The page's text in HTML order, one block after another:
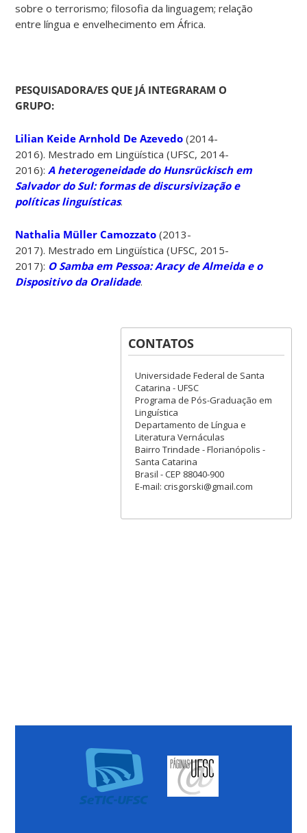
sobre o terrorismo; filosofia da linguagem; relação
entre língua e envelhecimento em África.
PESQUISADORA/ES QUE JÁ INTEGRARAM O
GRUPO:
Lilian Keide Arnhold De Azevedo (2014-
2016). Mestrado em Lingüística (UFSC, 2014-
2016):A heterogeneidade do Hunsrückisch em
Salvador do Sul: formas de discursivização e
políticas linguísticas.
Nathalia Müller Camozzato (2013-
2017). Mestrado em Lingüística (UFSC, 2015-
2017): O Samba em Pessoa: Aracy de Almeida e o
Dispositivo da Oralidade.
CONTATOS
Universidade Federal de Santa
Catarina - UFSC
Programa de Pós-Graduação em
Linguística
Departamento de Língua e
Literatura Vernáculas
Bairro Trindade - Florianópolis -
Santa Catarina
Brasil - CEP 88040-900
E-mail: crisgorski@gmail.com